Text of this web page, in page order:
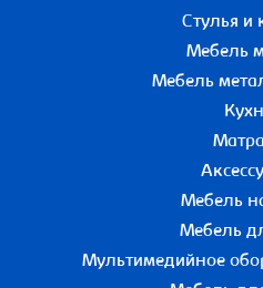
Стулья и
Мебель
Мебель
Мебель
Мебель
Мультимедийное